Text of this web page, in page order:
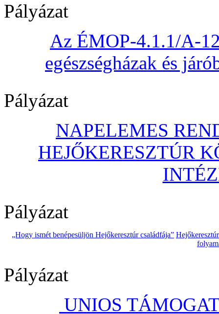
Pályázat
Az ÉMOP-4.1.1/A-
egészségházak és
Pályázat
NAPELEMES
HEJŐKERESZTÚR
Pályázat
„Hogy ismét benépesüljön Hejőkeresztúr családfája”
Pályázat
UNIOS